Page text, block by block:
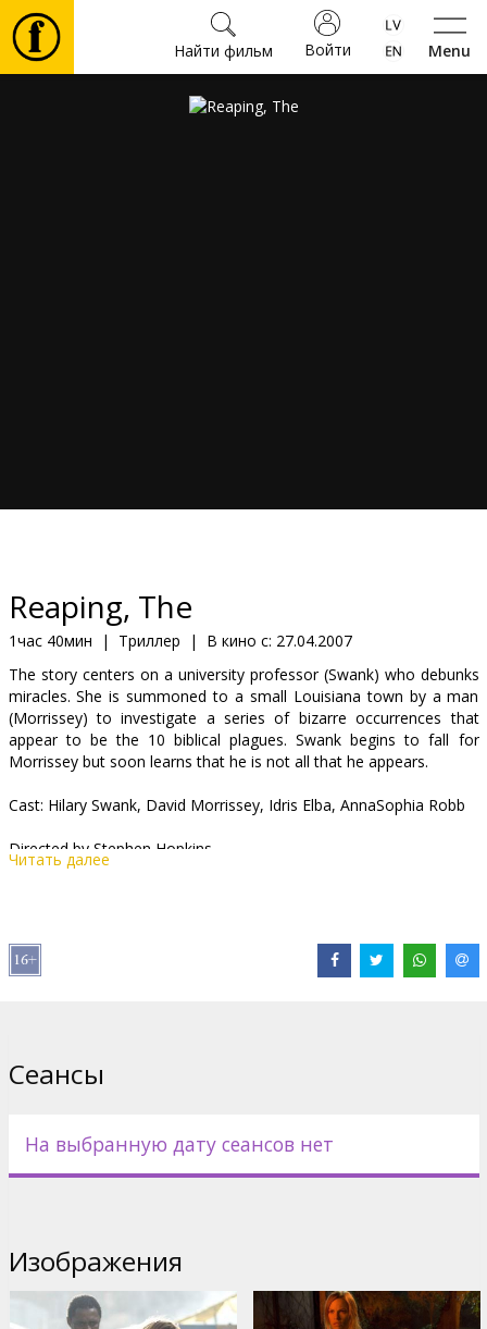
Menu
Войти
Найти фильм
Клуб
Reaping, The
1час 40мин | Триллер | В кино с: 27.04.2007
The story centers on a university professor (Swank) who debunks
miracles. She is summoned to a small Louisiana town by a man
(Morrissey) to investigate a series of bizarre occurrences that
appear to be the 10 biblical plagues. Swank begins to fall for
Morrissey but soon learns that he is not all that he appears.
Cast: Hilary Swank, David Morrissey, Idris Elba, AnnaSophia Robb
Directed by Stephen Hopkins
Дистрибьютор: Warner Bros. Pictures International
Читать далее
Сеансы
На выбранную дату сеансов нет
Изображения